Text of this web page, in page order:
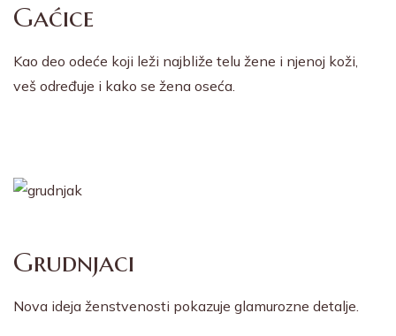
Gaćice
Kao deo odeće koji leži najbliže telu žene i njenoj koži,
veš određuje i kako se žena oseća.
Grudnjaci
Nova ideja ženstvenosti pokazuje glamurozne detalje.